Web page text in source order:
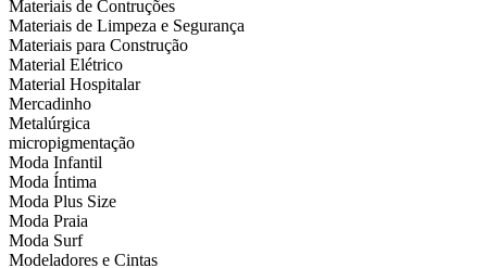
Materiais de Contruções
Materiais de Limpeza e Segurança
Materiais para Construção
Material Elétrico
Material Hospitalar
Mercadinho
Metalúrgica
micropigmentação
Moda Infantil
Moda Íntima
Moda Plus Size
Moda Praia
Moda Surf
Modeladores e Cintas